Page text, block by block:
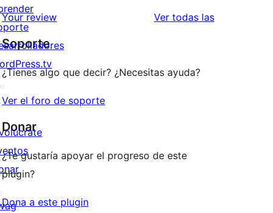
Your review Ver todas lasvaloraciones
Soporte
¿Tienes algo que decir? ¿Necesitas ayuda?
Ver el foro de soporte
Donar
¿Te gustaría apoyar el progreso de este
plugin?
Dona a este plugin